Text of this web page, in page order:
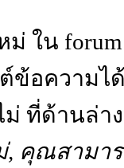
ม่ ใน
ข้อความ
ม่ ที่ด้านล่
, คุณสามา